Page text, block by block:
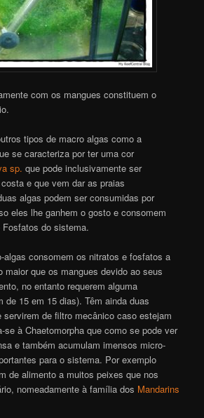
com os mangues constituem o
tipos de macro algas como a
se caracteriza por ter uma cor
sp. que pode inclusivamente ser
e que vem dar as praias
algas podem ser consumidas por
eles lhe ganhem o gosto e consomem
do sistema.
algas consomem os nitratos e fosfatos a
maior que os mangues devido ao seus
no entanto requerem alguma
de 15 em 15 dias). Têm ainda duas
servirem de filtro mecânico caso estejam
se à Chaetomorpha que como se pode ver
e também acumulam imensos micro-
para o sistema. Por exemplo
de alimento a muitos peixes que nos
nomeadamente à família dos Mandarins